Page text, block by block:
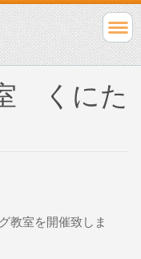
くにた
教室を開催致しま